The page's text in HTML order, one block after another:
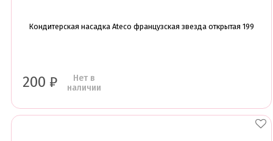
Кондитерская насадка Ateco французская звезда открытая 199
200 ₽
Нет в
наличии